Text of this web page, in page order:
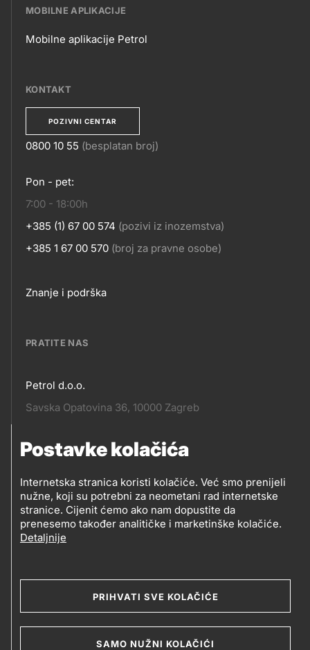
Postavke kolačića
Internetska stranica koristi kolačiće. Već smo prenijeli
nužne, koji su potrebni za neometani rad internetske
stranice. Cijenit ćemo ako nam dopustite da
prenesemo također analitičke i marketinške kolačiće.
Detaljnije
PRIHVATI SVE KOLAČIĆE
SAMO NUŽNI KOLAČIĆI
POSLOVANJE
MOBILNE APLIKACIJE
APLIKACIJE
Mobilne aplikacije Petrol
KONTAKT
POZIVNI CENTAR
KONTAKT
0800 10 55 (besplatan broj)
Pon - pet:
7:00 - 18:00h
+385 (1) 67 00 574 (pozivi iz inozemstva)
+385 1 67 00 570 (broj za pravne osobe)
Footer
Znanje i podrška
PRATITE NAS
Pratite
Petrol d.o.o.
Savska Opatovina 36, 10000 Zagreb
Pratite
nas
Social
media
PRATITE PETROL NA
2019-2026 Petrol d.o.o. i Petrol d.d., Ljubljana
Kolačići
Opći uvjeti poslovanja